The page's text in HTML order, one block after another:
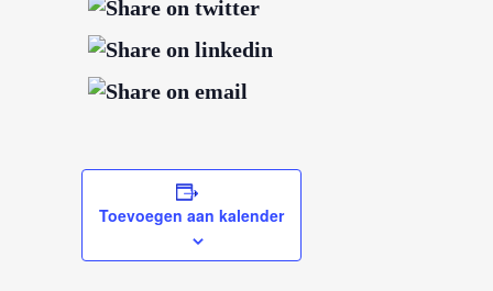
Toevoegen aan kalender